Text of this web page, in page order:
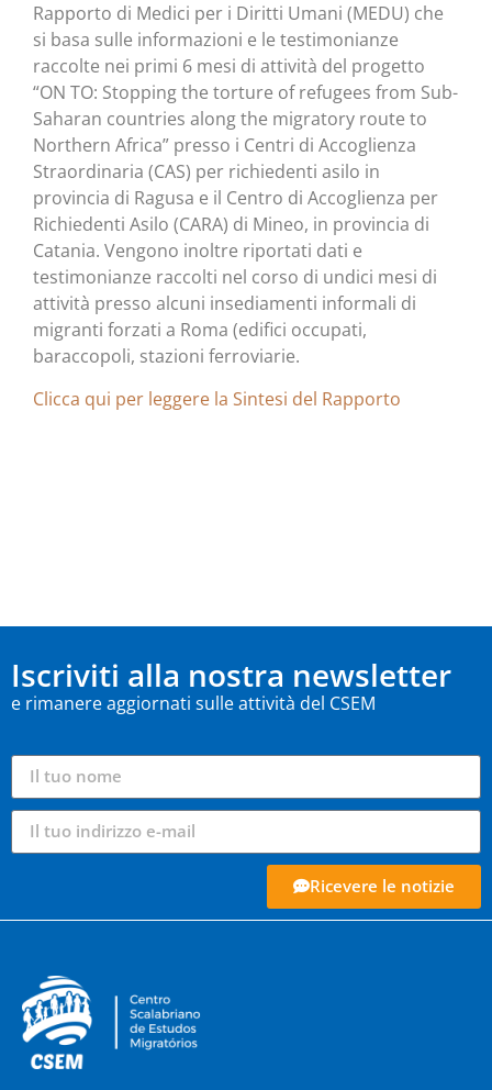
Rapporto di Medici per i Diritti Umani (MEDU) che
si basa sulle informazioni e le testimonianze
raccolte nei primi 6 mesi di attività del progetto
“ON TO: Stopping the torture of refugees from Sub-
Saharan countries along the migratory route to
Northern Africa” presso i Centri di Accoglienza
Straordinaria (CAS) per richiedenti asilo in
provincia di Ragusa e il Centro di Accoglienza per
Richiedenti Asilo (CARA) di Mineo, in provincia di
Catania. Vengono inoltre riportati dati e
testimonianze raccolti nel corso di undici mesi di
attività presso alcuni insediamenti informali di
migranti forzati a Roma (edifici occupati,
baraccopoli, stazioni ferroviarie.
Clicca qui per leggere la Sintesi del Rapporto
Iscriviti alla nostra newsletter
e rimanere aggiornati sulle attività del CSEM
Ricevere le notizie